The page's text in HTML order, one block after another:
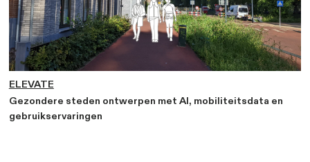
Ontwerpend onderzoek op straat- en